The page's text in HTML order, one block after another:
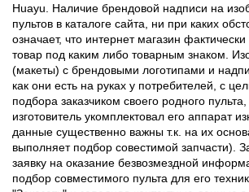
Huayu. Наличие брендовой надписи на
пультов в каталоге сайта, ни при каких
означает, что интернет магазин
товар под каким либо товарным знаком.
(макеты) с брендовыми логотипами и
как они есть на руках у потребителей, с
подбора заказчиком своего родного
изготовитель укомплектовал его аппарат
данные существенно важны т.к. на их
выполняет подбор совестимой запчасти).
заявку на оказание безвозмездной
подбор совместимого пульта для его